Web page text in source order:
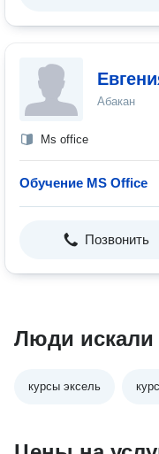
Абакан
Ms office
Обучение MS Office
Позвонить
Люди искали
курсы эксель